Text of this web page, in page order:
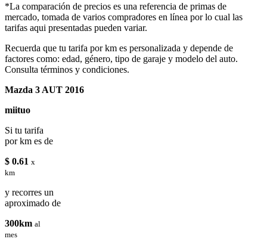
*La comparación de precios es una referencia de primas de
mercado, tomada de varios compradores en línea por lo cual las
tarifas aqui presentadas pueden variar.
Recuerda que tu tarifa por km es personalizada y depende de
factores como: edad, género, tipo de garaje y modelo del auto.
Consulta términos y condiciones.
Mazda 3 AUT 2016
miituo
Si tu tarifa
por km es de
$ 0.61 x
km
y recorres un
aproximado de
300km al
mes